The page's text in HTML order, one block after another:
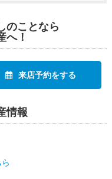
のことなら
へ！
来店予約をする
情報